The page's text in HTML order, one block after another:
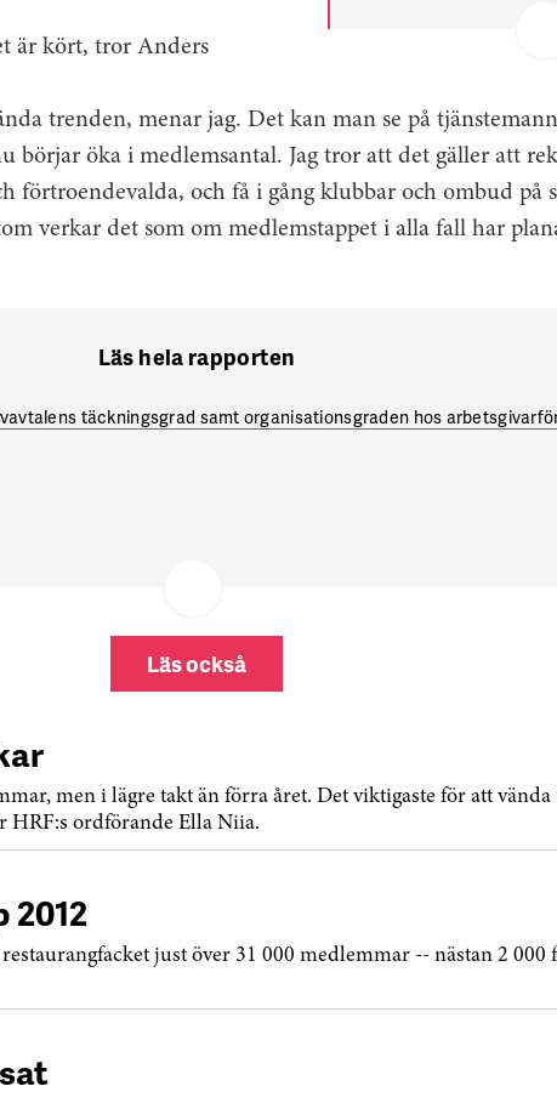
är kört, tror Anders
trenden, menar jag. Det kan man se på
börjar öka i medlemsantal. Jag tror att det gäller att
förtroendevalda, och få i gång klubbar och ombud på
verkar det som om medlemstappet i alla fall har
Läs hela rapporten
täckningsgrad samt organisationsgraden hos
Läs också
men i lägre takt än förra året. Det viktigaste för att
HRF:s ordförande Ella Niia.
just över 31 000 medlemmar -- nästan 2 000